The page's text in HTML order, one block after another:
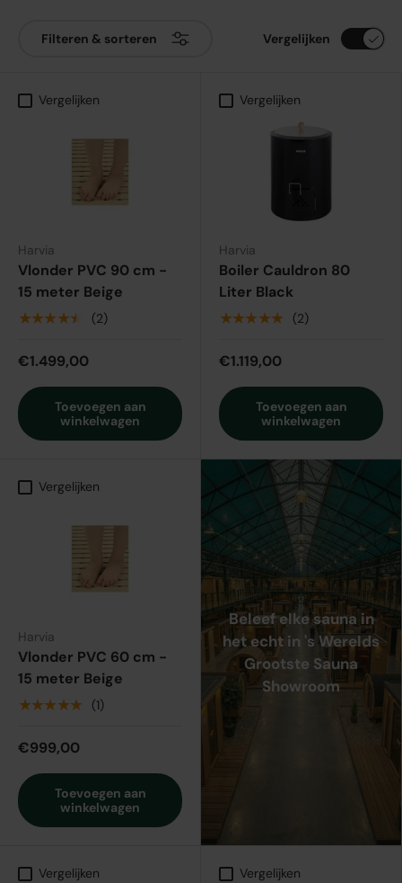
Filteren & sorteren Vergelijken
Vergelijken
Harvia
Vlonder PVC 90 cm -
15 meter Beige
★★★★★ (2)
€1.499,00
Toevoegen aan
winkelwagen
Vergelijken
Harvia
Boiler Cauldron 80
Liter Black
★★★★★ (2)
€1.119,00
Toevoegen aan
winkelwagen
Vergelijken
Harvia
Vlonder PVC 60 cm -
15 meter Beige
★★★★★ (1)
€999,00
Toevoegen aan
winkelwagen
Beleef elke sauna in
het echt in 's Werelds
Grootste Sauna
Showroom
Vergelijken Vergelijken